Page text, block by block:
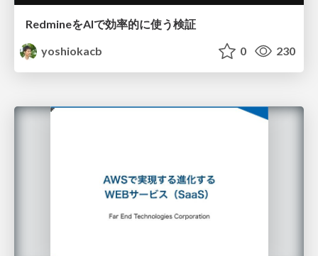
RedmineをAIで効率的に使う検証
yoshiokacb
0 230